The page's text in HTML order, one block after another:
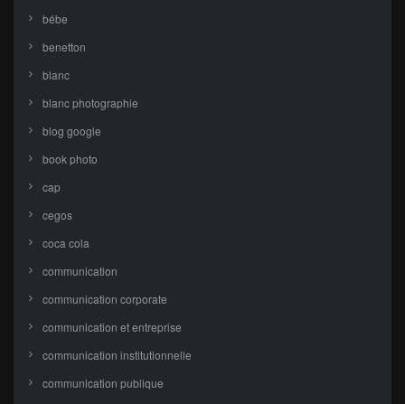
bébe
benetton
blanc
blanc photographie
blog google
book photo
cap
cegos
coca cola
communication
communication corporate
communication et entreprise
communication institutionnelle
communication publique